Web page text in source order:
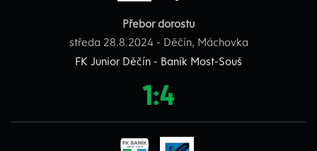
Přebor dorostu
středa 28.8.2024 - Děčín, Máchovka
FK Junior Děčín - Baník Most-Souš
1:4